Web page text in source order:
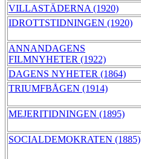
VILLASTÄDERNA (1920)
IDROTTSTIDNINGEN (1920)
ANNANDAGENS
FILMNYHETER (1922)
DAGENS NYHETER (1864)
TRIUMFBÅGEN (1914)
MEJERITIDNINGEN (1895)
SOCIALDEMOKRATEN (1885)